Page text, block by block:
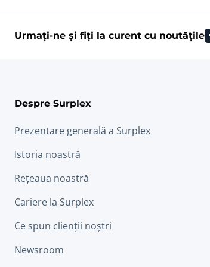
Urmați-ne și fiți la curent cu noutățile
Despre Surplex
Prezentare generală a Surplex
Istoria noastră
Rețeaua noastră
Cariere la Surplex
Ce spun clienții noștri
Newsroom